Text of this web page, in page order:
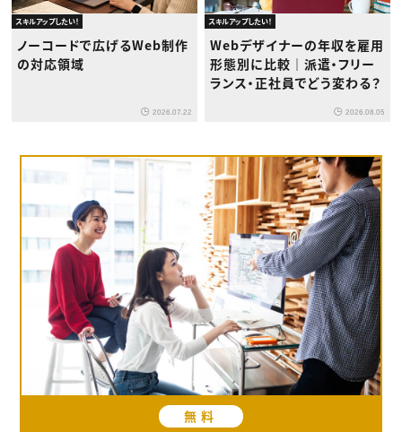
スキルアップしたい！
ノーコードで広げるWeb制作
の対応領域
2026.07.22
スキルアップしたい！
Webデザイナーの年収を雇用
形態別に比較｜派遣・フリー
ランス・正社員でどう変わる？
2026.08.05
無料